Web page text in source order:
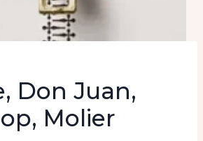
Don Juan,
Molier